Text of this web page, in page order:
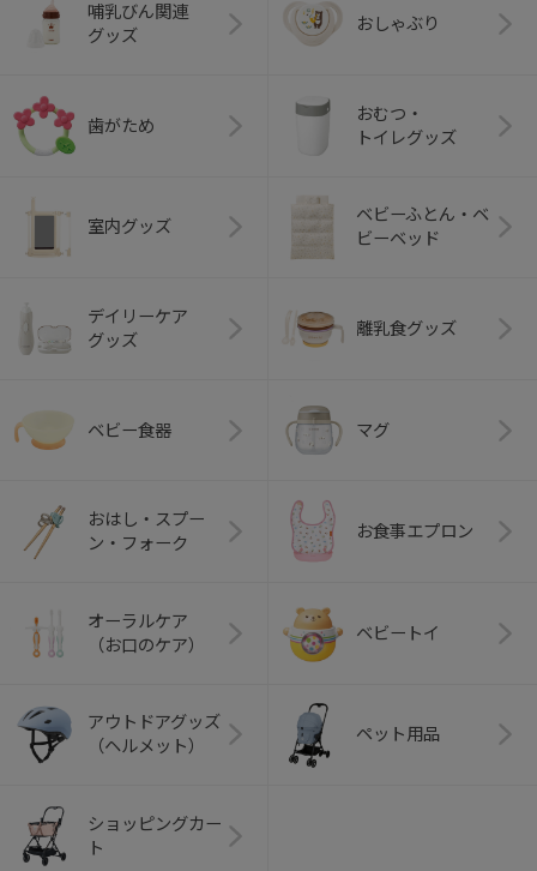
哺乳びん関連
グッズ
おしゃぶり
歯がため
おむつ・
トイレグッズ
室内グッズ
ベビーふとん・ベ
ビーベッド
デイリーケア
グッズ
離乳食グッズ
ベビー食器 マグ
おはし・スプー
ン・フォーク
お食事エプロン
オーラルケア
（お口のケア）
ベビートイ
アウトドアグッズ
（ヘルメット）
ペット用品
ショッピングカー
ト